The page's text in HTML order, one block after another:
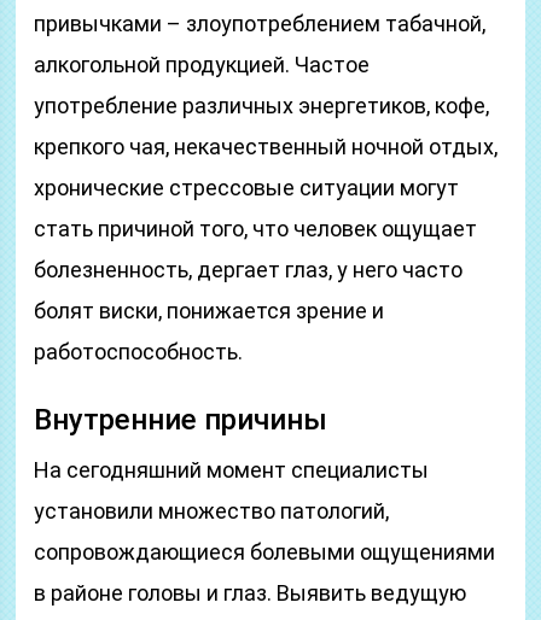
привычками – злоупотреблением табачной,
алкогольной продукцией. Частое
употребление различных энергетиков, кофе,
крепкого чая, некачественный ночной отдых,
хронические стрессовые ситуации могут
стать причиной того, что человек ощущает
болезненность, дергает глаз, у него часто
болят виски, понижается зрение и
работоспособность.
Внутренние причины
На сегодняшний момент специалисты
установили множество патологий,
сопровождающиеся болевыми ощущениями
в районе головы и глаз. Выявить ведущую